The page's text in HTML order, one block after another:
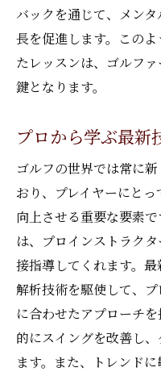
バックを通じて、メン
長を促進します。この
たレッスンは、ゴルフ
鍵となります。
プロから学ぶ最新
ゴルフの世界では常に
おり、プレイヤーにと
向上させる重要な要素
は、プロインストラク
接指導してくれます。
解析技術を駆使して、
に合わせたアプローチ
的にスイングを改善し
ます。また、トレンド